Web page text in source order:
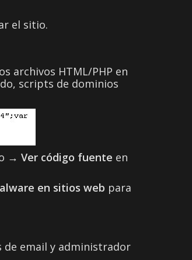
el sitio.
archivos HTML/PHP en
scripts de dominios
→ Ver código fuente en
en sitios web para
de email y administrador